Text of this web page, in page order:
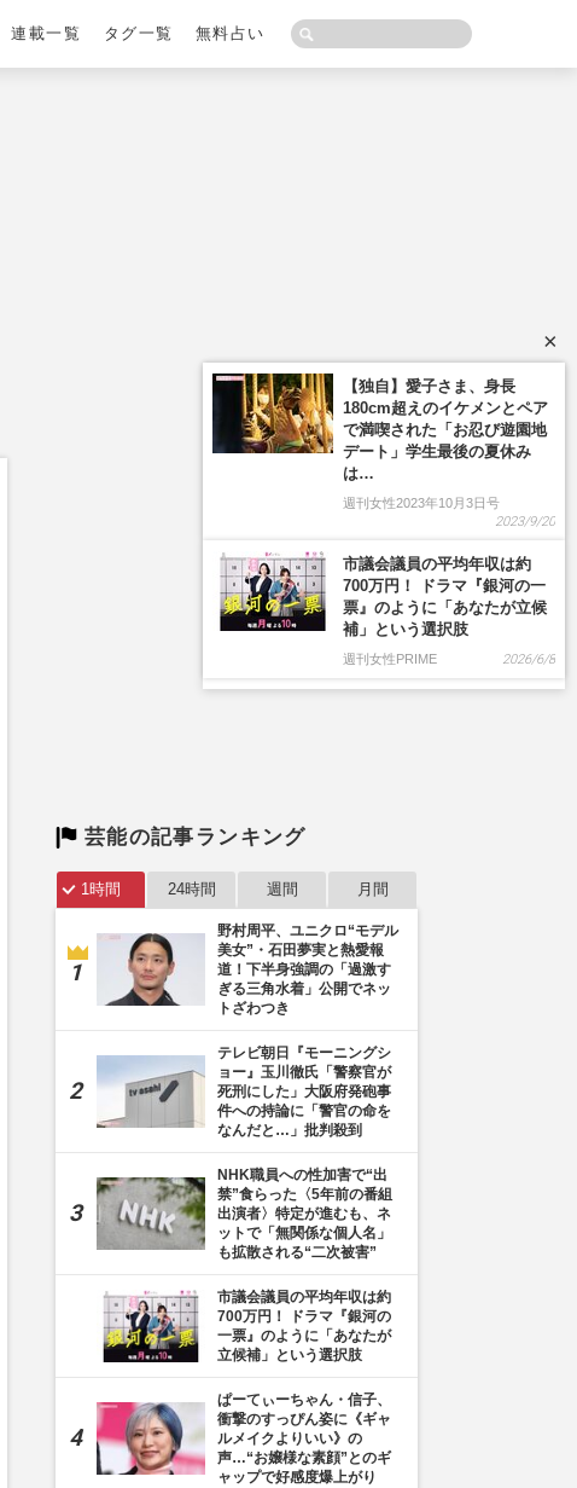
連載一覧 タグ一覧 無料占い
芸能の記事ランキング
1時間 24時間 週間 月間
野村周平、ユニクロ“モデル
美女”・石田夢実と熱愛報
道！下半身強調の「過激す
ぎる三角水着」公開でネッ
トざわつき
テレビ朝日『モーニングシ
ョー』玉川徹氏「警察官が
死刑にした」大阪府発砲事
件への持論に「警官の命を
なんだと…」批判殺到
NHK職員への性加害で“出
禁”食らった〈5年前の番組
出演者〉特定が進むも、ネ
ットで「無関係な個人名」
も拡散される“二次被害”
市議会議員の平均年収は約
700万円！ ドラマ『銀河の
一票』のように「あなたが
立候補」という選択肢
ぱーてぃーちゃん・信子、
衝撃のすっぴん姿に《ギャ
ルメイクよりいい》の
声…“お嬢様な素顔”とのギ
ャップで好感度爆上がり
×
【独自】愛子さま、身長
180cm超えのイケメンとペア
で満喫された「お忍び遊園地
デート」学生最後の夏休み
は…
週刊女性2023年10月3日号
2023/9/20
市議会議員の平均年収は約
700万円！ ドラマ『銀河の一
票』のように「あなたが立候
補」という選択肢
週刊女性PRIME 2026/6/8